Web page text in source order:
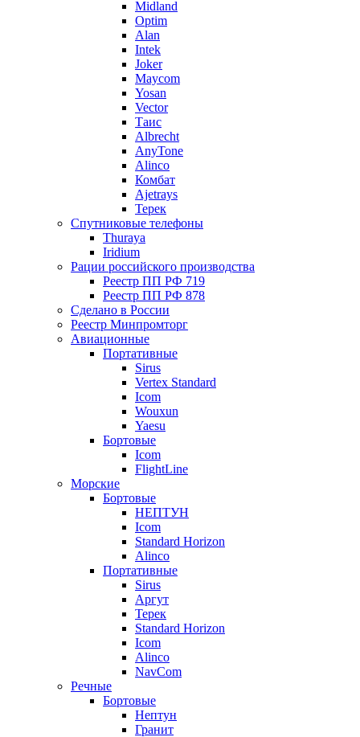
Midland
Optim
Alan
Intek
Joker
Maycom
Yosan
Vector
Таис
Albrecht
AnyTone
Alinco
Комбат
Ajetrays
Терек
Спутниковые телефоны
Thuraya
Iridium
Рации российского производства
Реестр ПП РФ 719
Реестр ПП РФ 878
Сделано в России
Реестр Минпромторг
Авиационные
Портативные
Sirus
Vertex Standard
Icom
Wouxun
Yaesu
Бортовые
Icom
FlightLine
Морские
Бортовые
НЕПТУН
Icom
Standard Horizon
Alinco
Портативные
Sirus
Аргут
Терек
Standard Horizon
Icom
Alinco
NavCom
Речные
Бортовые
Нептун
Гранит